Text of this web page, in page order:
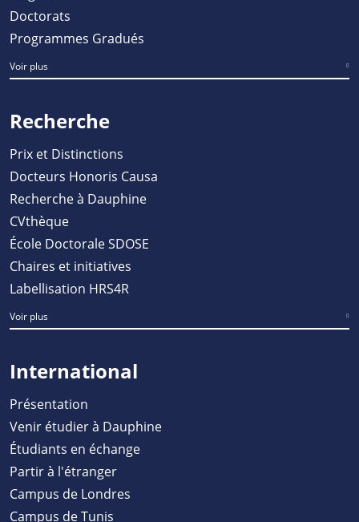
Doctorats
Programmes Gradués
Voir plus
Recherche
Prix et Distinctions
Docteurs Honoris Causa
Recherche à Dauphine
CVthèque
École Doctorale SDOSE
Chaires et initiatives
Labellisation HRS4R
Voir plus
International
Présentation
Venir étudier à Dauphine
Étudiants en échange
Partir à l'étranger
Campus de Londres
Campus de Tunis